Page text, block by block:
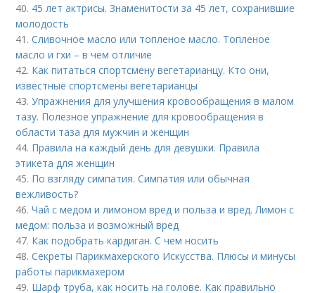
40. 45 лет актрисы. Знаменитости за 45 лет, сохранившие
молодость
41.Сливочное масло или топленое масло. Топленое
масло и гхи – в чем отличие
42. Как питаться спортсмену вегетарианцу. Кто они,
известные спортсмены вегетарианцы
43.Упражнения для улучшения кровообращения в малом
тазу. Полезное упражнение для кровообращения в
области таза для мужчин и женщин
44. Правила на каждый день для девушки. Правила
этикета для женщин
45. По взгляду симпатия. Симпатия или обычная
вежливость?
46.Чай с медом и лимоном вред и польза и вред. Лимон с
медом: польза и возможный вред
47. Как подобрать кардиган. С чем носить
48.Секреты Парикмахерского Искусства. Плюсы и минусы
работы парикмахером
49. Шарф труба, как носить на голове. Как правильно